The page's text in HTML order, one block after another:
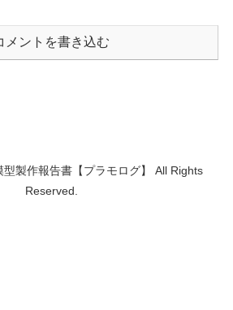
メントを書き込む
製作報告書【プラモログ】 All Rights
Reserved.